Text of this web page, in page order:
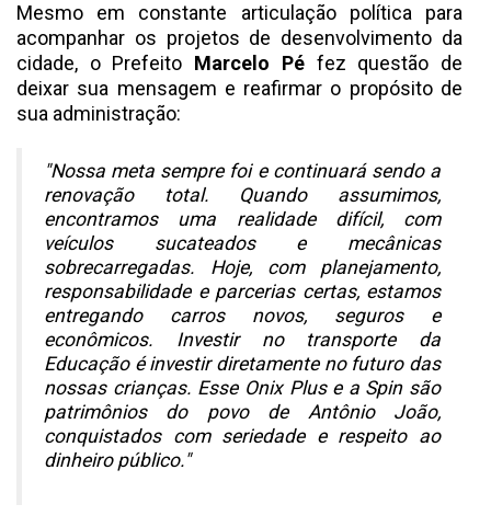
Mesmo em constante articulação política para
acompanhar os projetos de desenvolvimento da
cidade, o Prefeito Marcelo Péfez questão de
deixar sua mensagem e reafirmar o propósito de
sua administração:
"Nossa meta sempre foi e continuará sendo a
renovação total. Quando assumimos,
encontramos uma realidade difícil, com
veículos sucateados e mecânicas
sobrecarregadas. Hoje, com planejamento,
responsabilidade e parcerias certas, estamos
entregando carros novos, seguros e
econômicos. Investir no transporte da
Educação é investir diretamente no futuro das
nossas crianças. Esse Onix Plus e a Spin são
patrimônios do povo de Antônio João,
conquistados com seriedade e respeito ao
dinheiro público."